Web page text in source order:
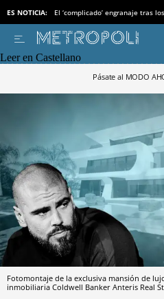
ES NOTICIA: El ‘complicado’ engranaje tras
Leer en Castellano
Pásate al MODO
Fotomontaje de la exclusiva mansión de
inmobiliaria Coldwell Banker Anteris Real